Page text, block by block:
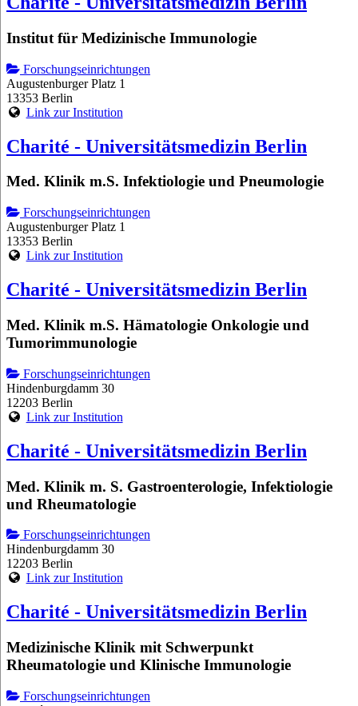
Institut für Medizinische Immunologie
Forschungseinrichtungen
Augustenburger Platz 1
13353 Berlin
Link zur Institution
Charité - Universitätsmedizin Berlin
Med. Klinik m.S. Infektiologie und Pneumologie
Forschungseinrichtungen
Augustenburger Platz 1
13353 Berlin
Link zur Institution
Charité - Universitätsmedizin Berlin
Med. Klinik m.S. Hämatologie Onkologie und
Tumorimmunologie
Forschungseinrichtungen
Hindenburgdamm 30
12203 Berlin
Link zur Institution
Charité - Universitätsmedizin Berlin
Med. Klinik m. S. Gastroenterologie, Infektiologie
und Rheumatologie
Forschungseinrichtungen
Hindenburgdamm 30
12203 Berlin
Link zur Institution
Charité - Universitätsmedizin Berlin
Medizinische Klinik mit Schwerpunkt
Rheumatologie und Klinische Immunologie
Forschungseinrichtungen